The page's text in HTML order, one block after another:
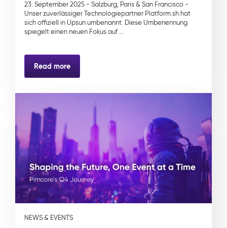
23. September 2025 - Salzburg, Paris & San Francisco -
Unser zuverlässiger Technologiepartner Platform.sh hat
sich offiziell in Upsun umbenannt. Diese Umbenennung
spiegelt einen neuen Fokus auf ...
Read more
NEWS & EVENTS